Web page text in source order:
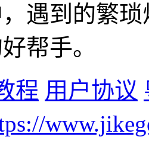
遇到的繁
帮手。
程 用户协议